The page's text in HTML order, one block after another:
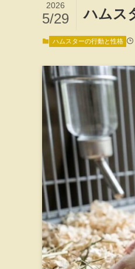
ハムス
2026
5/29
ハムスターの行動と性格